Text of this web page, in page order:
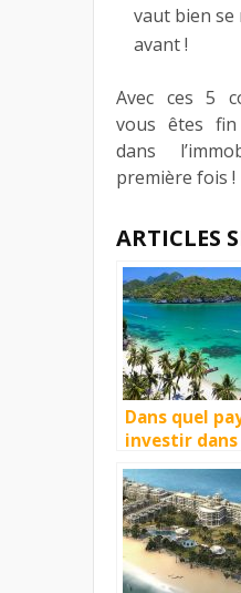
vaut bien
avant !
Avec ces 5
vous êtes
dans
première fois !
ARTICLES
Dans quel
investir dans
l’immobilier
2017 ? Le
de
à l’étranger
sans risques